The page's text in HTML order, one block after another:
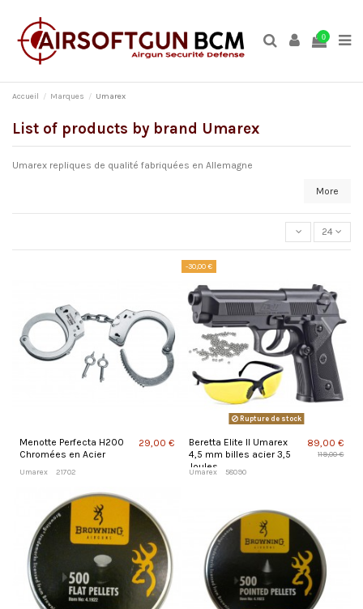
0
Accueil Marques Umarex
List of products by brand Umarex
Umarex repliques de qualité fabriquées en Allemagne
More
24
Menotte Perfecta H200
Chromées en Acier
Umarex 21702
29,00 €
-30,00 €
Rupture de stock
Beretta Elite II Umarex
4,5 mm billes acier 3,5
Joules
Umarex 58090
89,00 €
119,00 €